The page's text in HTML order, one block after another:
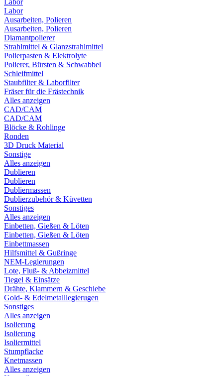
Labor
Labor
Ausarbeiten, Polieren
Ausarbeiten, Polieren
Diamantpolierer
Strahlmittel & Glanzstrahlmittel
Polierpasten & Elektrolyte
Polierer, Bürsten & Schwabbel
Schleifmittel
Staubfilter & Laborfilter
Fräser für die Frästechnik
Alles anzeigen
CAD/CAM
CAD/CAM
Blöcke & Rohlinge
Ronden
3D Druck Material
Sonstige
Alles anzeigen
Dublieren
Dublieren
Dubliermassen
Dublierzubehör & Küvetten
Sonstiges
Alles anzeigen
Einbetten, Gießen & Löten
Einbetten, Gießen & Löten
Einbettmassen
Hilfsmittel & Gußringe
NEM-Legierungen
Lote, Fluß- & Abbeizmittel
Tiegel & Einsätze
Drähte, Klammern & Geschiebe
Gold- & Edelmetalllegierugen
Sonstiges
Alles anzeigen
Isolierung
Isolierung
Isoliermittel
Stumpflacke
Knetmassen
Alles anzeigen